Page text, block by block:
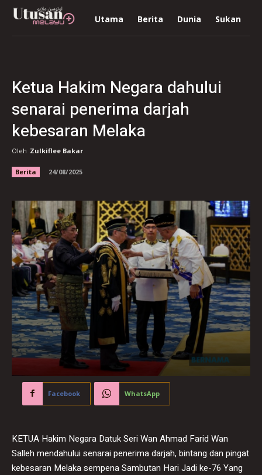
Utama Berita Dunia Sukan
Ketua Hakim Negara dahului
senarai penerima darjah
kebesaran Melaka
Oleh Zulkiflee Bakar
Berita 24/08/2025
Facebook WhatsApp
KETUA Hakim Negara Datuk Seri Wan Ahmad Farid Wan
Salleh mendahului senarai penerima darjah, bintang dan pingat
kebesaran Melaka sempena Sambutan Hari Jadi ke-76 Yang